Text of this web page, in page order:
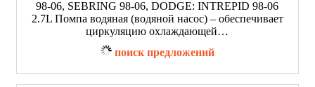
98-06, SEBRING 98-06, DODGE: INTREPID 98-06
2.7L Помпа водяная (водяной насос) – обеспечивает
циркуляцию охлаждающей…
поиск предложений